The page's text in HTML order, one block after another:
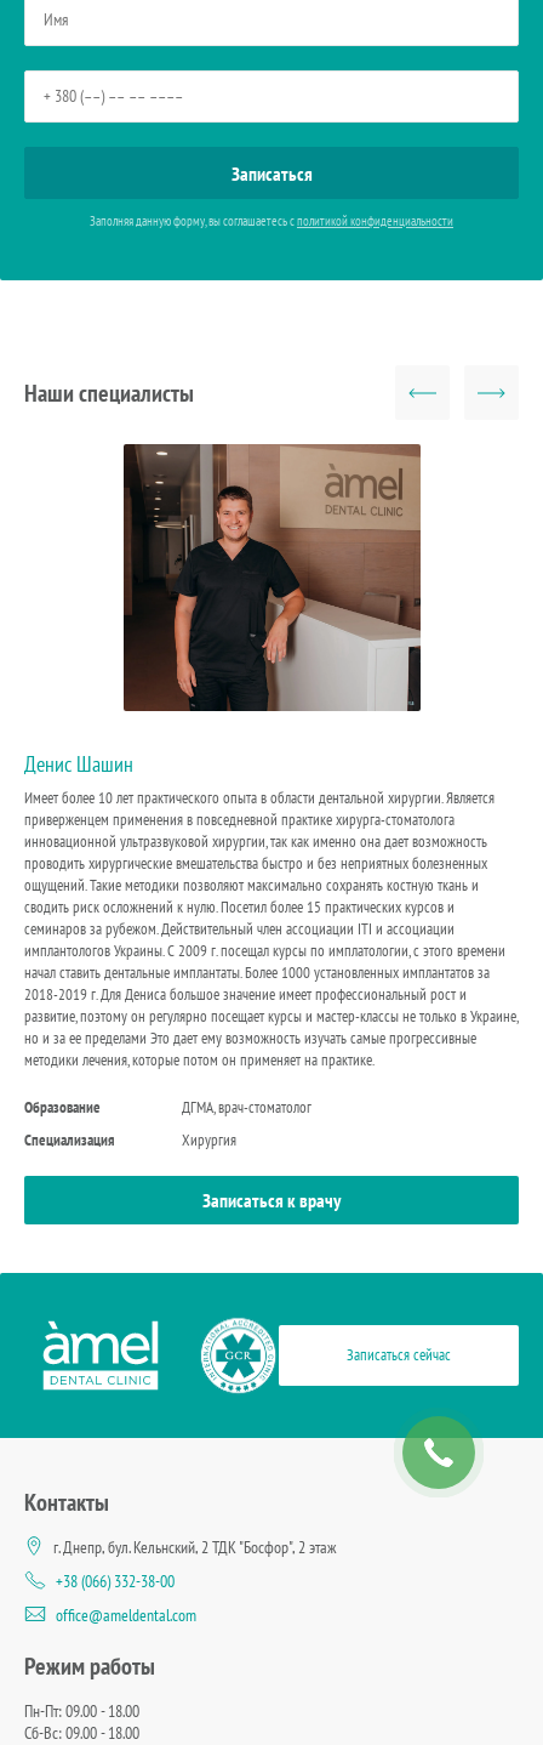
Заполняя данную форму, вы соглашаетесь сполитикой конфиденциальности
Наши специалисты
Денис Шашин
Имеет более 10 лет практического опыта в области дентальной хирургии. Является
приверженцем применения в повседневной практике хирурга-стоматолога
инновационной ультразвуковой хирургии, так как именно она дает возможность
проводить хирургические вмешательства быстро и без неприятных болезненных
ощущений. Такие методики позволяют максимально сохранять костную ткань и
сводить риск осложнений к нулю. Посетил более 15 практических курсов и
семинаров за рубежом. Действительный член ассоциации ITI и ассоциации
имплантологов Украины. С 2009 г. посещал курсы по имплатологии, с этого времени
начал ставить дентальные имплантаты. Более 1000 установленных имплантатов за
2018-2019 г. Для Дениса большое значение имеет профессиональный рост и
развитие, поэтому он регулярно посещает курсы и мастер-классы не только в Украине,
но и за ее пределами Это дает ему возможность изучать самые прогрессивные
методики лечения, которые потом он применяет на практике.
Образование
ДГМА, врач-стоматолог
Специализация
Хирургия
Записаться к врачу
Записаться сейчас
Контакты
г. Днепр, бул. Кельнский, 2 ТДК "Босфор", 2 этаж
+38 (066) 332-38-00
office@ameldental.com
Режим работы
Пн-Пт: 09.00 - 18.00
Сб-Вс: 09.00 - 18.00